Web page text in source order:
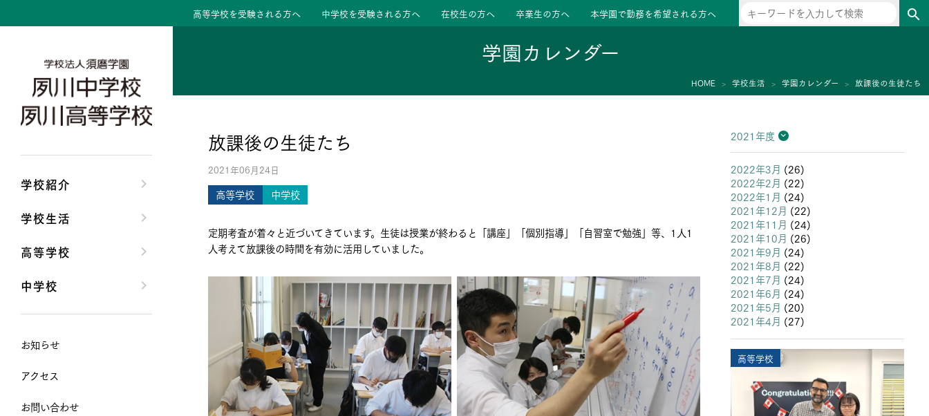
高等学校を受験される方へ 中学校を受験される方へ 在校生の方へ 卒業生の方へ 本学園で勤務を希望される方へ search
学園カレンダー
HOME 学校生活 学園カレンダー 放課後の生徒たち
放課後の生徒たち
2021年06月24日
高等学校 中学校
定期考査が着々と近づいてきています。生徒は授業が終わると「講座」「個別指導」「自習室で勉強」等、1人1
人考えて放課後の時間を有効に活用していました。
2021年度
2026年度
2025年度
2024年度
2023年度
2022年度
2021年度
2020年度
2019年度
2018年度
2017年度
2016年度
2015年度
2014年度
2013年度
2022年3月 (26)
2022年2月 (22)
2022年1月 (24)
2021年12月 (22)
2021年11月 (24)
2021年10月 (26)
2021年9月 (24)
2021年8月 (22)
2021年7月 (24)
2021年6月 (24)
2021年5月 (20)
2021年4月 (27)
高等学校
学校紹介
学校生活
高等学校
中学校
お知らせ
アクセス
お問い合わせ
安心して任せられる学校
沿革
大学合格実績
夙川ブログ
制服紹介
高校の教育方針／特色
特進コース／進学コース
先輩たちの声・生徒たちの声
中学校の教育方針／特色
Aコース／Bコース
先輩たちの声・生徒たちの声